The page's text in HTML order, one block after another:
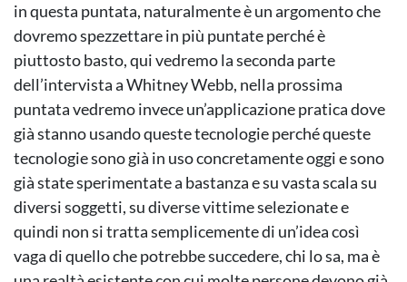
in questa puntata, naturalmente è un argomento che
dovremo spezzettare in più puntate perché è
piuttosto basto, qui vedremo la seconda parte
dell’intervista a Whitney Webb, nella prossima
puntata vedremo invece un’applicazione pratica dove
già stanno usando queste tecnologie perché queste
tecnologie sono già in uso concretamente oggi e sono
già state sperimentate a bastanza e su vasta scala su
diversi soggetti, su diverse vittime selezionate e
quindi non si tratta semplicemente di un’idea così
vaga di quello che potrebbe succedere, chi lo sa, ma è